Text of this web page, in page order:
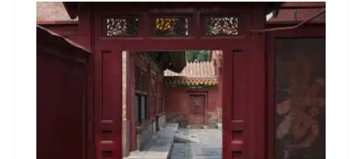
China
onttroont